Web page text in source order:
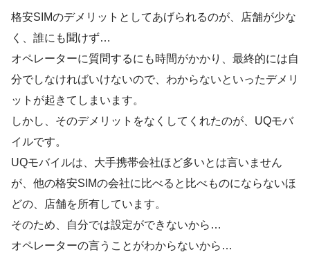
格安SIMのデメリットとしてあげられるのが、店舗が少な
く、誰にも聞けず…
オペレーターに質問するにも時間がかかり、最終的には自
分でしなければいけないので、わからないといったデメリ
ットが起きてしまいます。
しかし、そのデメリットをなくしてくれたのが、UQモバ
イルです。
UQモバイルは、大手携帯会社ほど多いとは言いません
が、他の格安SIMの会社に比べると比べものにならないほ
どの、店舗を所有しています。
そのため、自分では設定ができないから…
オペレーターの言うことがわからないから…